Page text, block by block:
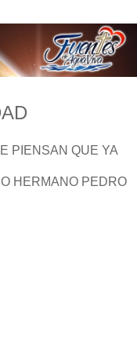
PIENSAN QUE YA
HERMANO PEDRO